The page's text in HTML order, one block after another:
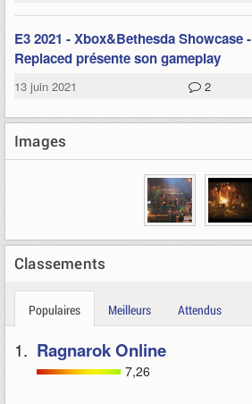
E3 2021 - Xbox&Bethesda Showcase -
Replaced présente son gameplay
13 juin 2021 2
Images
Classements
Populaires Meilleurs Attendus
1. Ragnarok Online
7,26